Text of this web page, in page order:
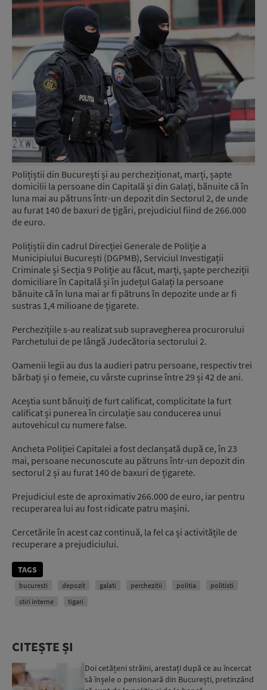
Polițiștii din București și au percheziționat, marți, șapte
domicilii la persoane din Capitală și din Galați, bănuite că în
luna mai au pătruns într-un depozit din Sectorul 2, de unde
au furat 140 de baxuri de țigări, prejudiciul fiind de 266.000
de euro.
Polițiștii din cadrul Direcției Generale de Poliție a
Municipiului București (DGPMB), Serviciul Investigații
Criminale și Secția 9 Poliție au făcut, marți, șapte percheziții
domiciliare în Capitală și în județul Galați la persoane
bănuite că în luna mai ar fi pătruns în depozite unde ar fi
sustras 1,4 milioane de țigarete.
Perchezițiile s-au realizat sub supravegherea procurorului
Parchetului de pe lângă Judecătoria sectorului 2.
Oamenii legii au dus la audieri patru persoane, respectiv trei
bărbați și o femeie, cu vârste cuprinse între 29 și 42 de ani.
Aceștia sunt bănuiți de furt calificat, complicitate la furt
calificat și punerea în circulație sau conducerea unui
autovehicul cu numere false.
Ancheta Poliției Capitalei a fost declanșată după ce, în 23
mai, persoane necunoscute au pătruns într-un depozit din
sectorul 2 și au furat 140 de baxuri de țigarete.
Prejudiciul este de aproximativ 266.000 de euro, iar pentru
recuperarea lui au fost ridicate patru mașini.
Cercetările în acest caz continuă, la fel ca și activitățile de
recuperare a prejudiciului.
TAGS
bucuresti depozit galati perchezitii politia
politisti
stiri interne
tigari
CITEȘTE ȘI
Doi cetățeni străini, arestați după ce au încercat
să înșele o pensionară din București, pretinzând